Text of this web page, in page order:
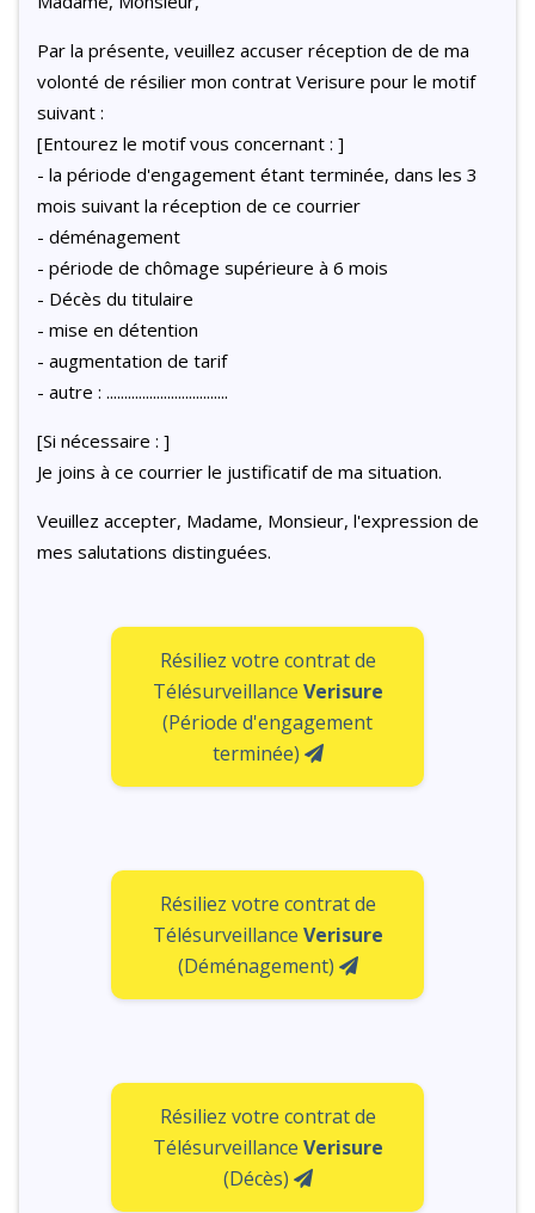
Par la présente, veuillez accuser réception de de ma
volonté de résilier mon contrat Verisure pour le motif
suivant :
[Entourez le motif vous concernant : ]
- la période d'engagement étant terminée, dans les 3
mois suivant la réception de ce courrier
- déménagement
- période de chômage supérieure à 6 mois
- Décès du titulaire
- mise en détention
- augmentation de tarif
- autre : ..................................
[Si nécessaire : ]
Je joins à ce courrier le justificatif de ma situation.
Veuillez accepter, Madame, Monsieur, l'expression de
mes salutations distinguées.
Résiliez votre contrat de
Télésurveillance Verisure
(Période d'engagement
terminée)
Résiliez votre contrat de
Télésurveillance Verisure
(Déménagement)
Résiliez votre contrat de
Télésurveillance Verisure
(Décès)